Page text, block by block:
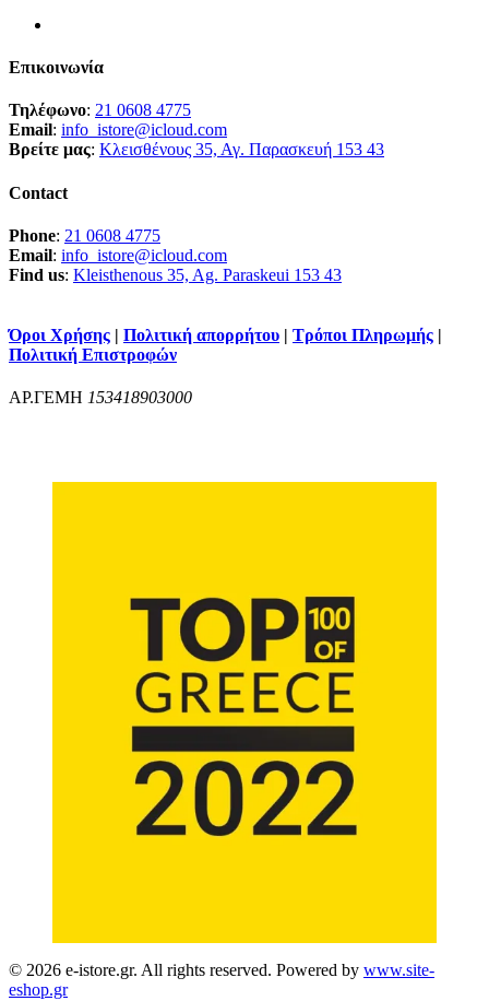
Επικοινωνία
Τηλέφωνο: 21 0608 4775
Email: info_istore@icloud.com
Βρείτε μας: Κλεισθένους 35, Αγ. Παρασκευή 153 43
Contact
Phone: 21 0608 4775
Email: info_istore@icloud.com
Find us: Kleisthenous 35, Ag. Paraskeui 153 43
Όροι Χρήσης | Πολιτική απορρήτου | Τρόποι Πληρωμής |
Πολιτική Επιστροφών
ΑΡ.ΓΕΜΗ 153418903000
© 2026 e-istore.gr. All rights reserved. Powered by www.site-
eshop.gr